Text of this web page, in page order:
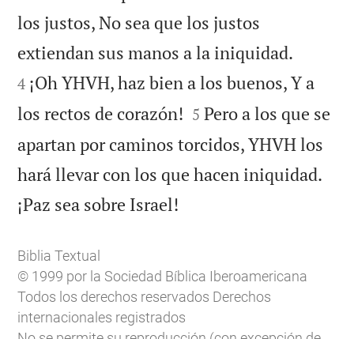
los justos, No sea que los justos
extiendan sus manos a la iniquidad.
4 ¡Oh YHVH, haz bien a los buenos, Y a
los rectos de corazón! 

5 Pero a los que se
apartan por caminos torcidos, YHVH los
hará llevar con los que hacen iniquidad.
¡Paz sea sobre Israel!
Biblia Textual
© 1999 por la Sociedad Bíblica Iberoamericana
Todos los derechos reservados Derechos
internacionales registrados